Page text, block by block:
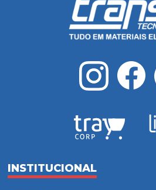
INSTITUCIONAL